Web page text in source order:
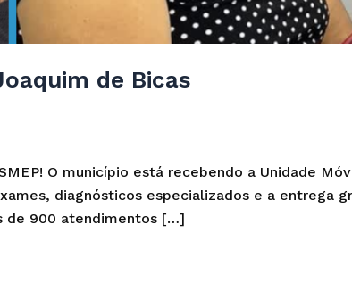
de Bicas
O município está recebendo a Unidade
diagnósticos especializados e a entrega
de 900 atendimentos […]